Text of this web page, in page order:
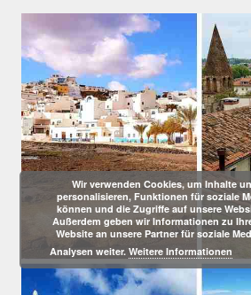
Wir verwenden Cookies, um Inhalte
personalisieren, Funktionen für soziale
können und die Zugriffe auf unsere
Außerdem geben wir Informationen zu
Website an unsere Partner für soziale
Analysen weiter. Weitere Informationen